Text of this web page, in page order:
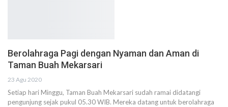
Berolahraga Pagi dengan Nyaman dan Aman di
Taman Buah Mekarsari
23 Agu 2020
Setiap hari Minggu, Taman Buah Mekarsari sudah ramai didatangi
pengunjung sejak pukul 05.30 WIB. Mereka datang untuk berolahraga